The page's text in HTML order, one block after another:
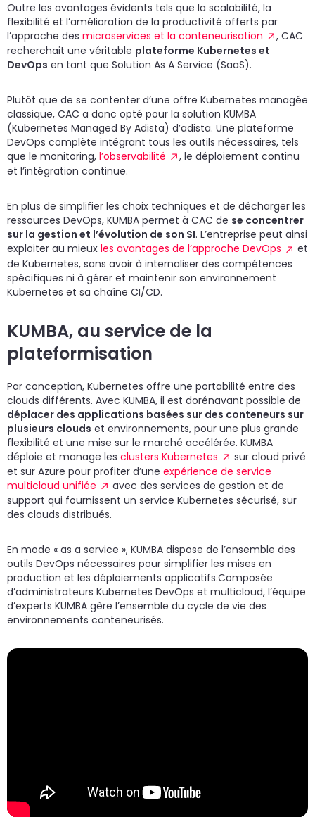
Outre les avantages évidents tels que la scalabilité, la
flexibilité et l’amélioration de la productivité offerts par
l’approche des microservices et la conteneurisation
, CAC
recherchait une véritable plateforme Kubernetes et
DevOps en tant que Solution As A Service (SaaS).
Plutôt que de se contenter d’une offre Kubernetes managée
classique, CAC a donc opté pour la solution KUMBA
(Kubernetes Managed By Adista) d’adista. Une plateforme
DevOps complète intégrant tous les outils nécessaires, tels
que le monitoring, l’observabilité
, le déploiement continu
et l’intégration continue.
En plus de simplifier les choix techniques et de décharger les
ressources DevOps, KUMBA permet à CAC de se concentrer
sur la gestion et l’évolution de son SI. L’entreprise peut ainsi
exploiter au mieux les avantages de l’approche DevOps
et
de Kubernetes, sans avoir à internaliser des compétences
spécifiques ni à gérer et maintenir son environnement
Kubernetes et sa chaîne CI/CD.
KUMBA, au service de la
plateformisation
Par conception, Kubernetes offre une portabilité entre des
clouds différents. Avec KUMBA, il est dorénavant possible de
déplacer des applications basées sur des conteneurs sur
plusieurs clouds et environnements, pour une plus grande
flexibilité et une mise sur le marché accélérée. KUMBA
déploie et manage les clusters Kubernetes
sur cloud privé
et sur Azure pour profiter d’une expérience de service
multicloud unifiée
avec des services de gestion et de
support qui fournissent un service Kubernetes sécurisé, sur
des clouds distribués.
En mode « as a service », KUMBA dispose de l’ensemble des
outils DevOps nécessaires pour simplifier les mises en
production et les déploiements applicatifs.Composée
d’administrateurs Kubernetes DevOps et multicloud, l’équipe
d’experts KUMBA gère l’ensemble du cycle de vie des
environnements conteneurisés.